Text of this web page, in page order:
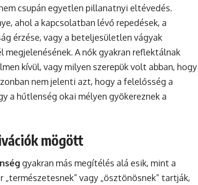
csupán egyetlen pillanatnyi eltévedés.
ahol a kapcsolatban lévő repedések, a
érzése, vagy a beteljesületlen vágyak
A nők gyakran reflektálnak
kívül, vagy milyen szerepük volt abban, hogy
nem jelenti azt, hogy a felelősség a
a hűtlenség okai mélyen gyökereznek a
mögött
gyakran más megítélés alá esik, mint a
vagy „ösztönösnek” tartják,